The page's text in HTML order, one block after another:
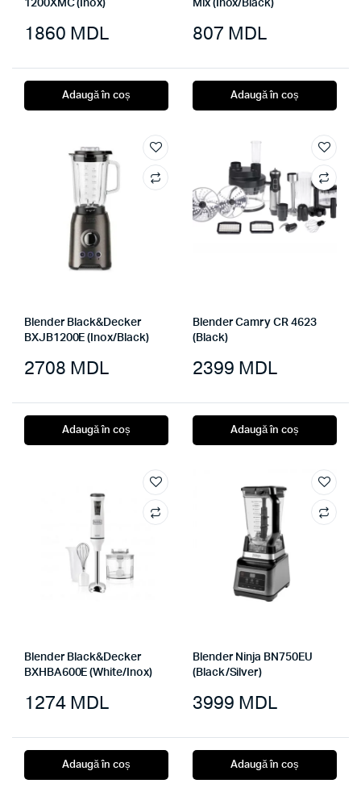
1200XMC (Inox)
1860 MDL
Adaugă în coș
Mix (Inox/Black)
807 MDL
Adaugă în coș
Blender Black&Decker
BXJB1200E (Inox/Black)
2708 MDL
Adaugă în coș
Blender Camry CR 4623
(Black)
2399 MDL
Adaugă în coș
Blender Black&Decker
BXHBA600E (White/Inox)
1274 MDL
Adaugă în coș
Blender Ninja BN750EU
(Black/Silver)
3999 MDL
Adaugă în coș